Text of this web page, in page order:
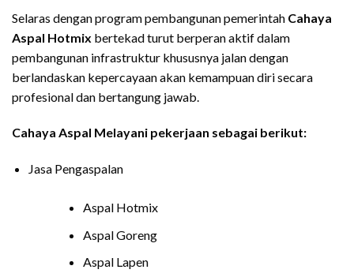
Selaras dengan program pembangunan pemerintah Cahaya
Aspal Hotmix bertekad turut berperan aktif dalam
pembangunan infrastruktur khususnya jalan dengan
berlandaskan kepercayaan akan kemampuan diri secara
profesional dan bertangung jawab.
Cahaya Aspal Melayani pekerjaan sebagai berikut:
Jasa Pengaspalan
Aspal Hotmix
Aspal Goreng
Aspal Lapen